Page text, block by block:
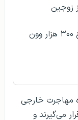
زوجین
هزینه اخذ تابعیت از طریق ازدواج ۳۰۰ هزار وون
مهاجرت خارجی
می‌گیرند و